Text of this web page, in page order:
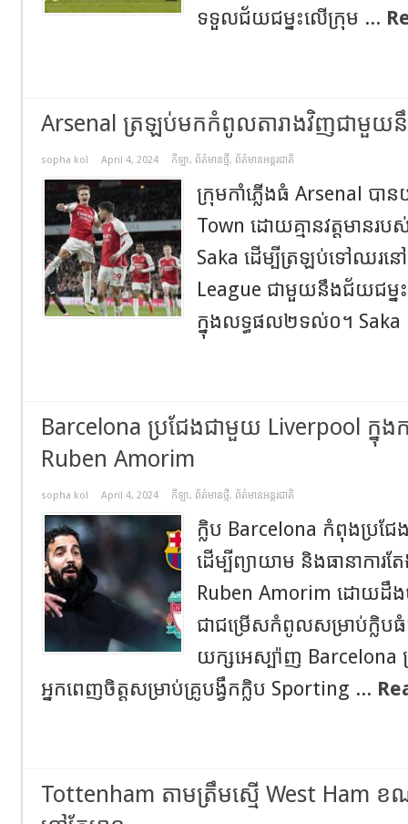
ទទួលជ័យជម្នះលើក្រុម ...
Arsenal ត្រឡប់មកកំពូលតារាងវិញជាមួយ
sopha kol April 4, 2024 កីឡា, ព័ត៌មានថ្មី, ព័ត៌មានអន្តរជាតិ
ក្រុមកាំភ្លើងធំ Arsenal ប
Town ដោយគ្មានវត្តមានរប
Saka ដើម្បីត្រឡប់ទៅឈរន
League ជាមួយនឹងជ័យជម្ន
ក្នុងលទ្ធផល២ទល់០។
Barcelona ប្រជែងជាមួយ Liverpool ក្នុងកា
Ruben Amorim
sopha kol April 4, 2024 កីឡា, ព័ត៌មានថ្មី, ព័ត៌មានអន្តរជាតិ
ក្លិប Barcelona កំពុងប្រជែ
ដើម្បីព្យាយាម និងធានាការ
Ruben Amorim ដោយដឹង
ជាជម្រើសកំពូលសម្រាប់ក្លិបធំ
យក្សអេស្ប៉ាញ Barcelona
អ្នក​ពេញ​ចិត្ត​សម្រាប់​គ្រូ​បង្វឹកក្លិប Sporting ...
Tottenham តាមត្រឹមស្មើ West Ham